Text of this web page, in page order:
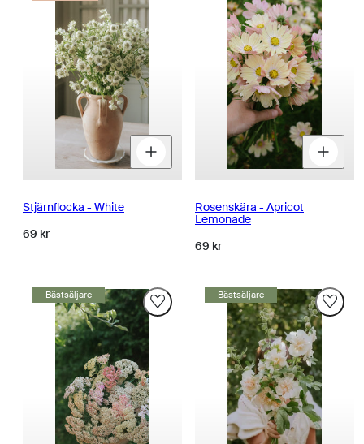
Öka
kvantitet
Stjärnflocka - White
Normalpris
69 kr
Rosenskära - Apricot
Lemonade
Normalpris
69 kr
Bästsäljare Bästsäljare